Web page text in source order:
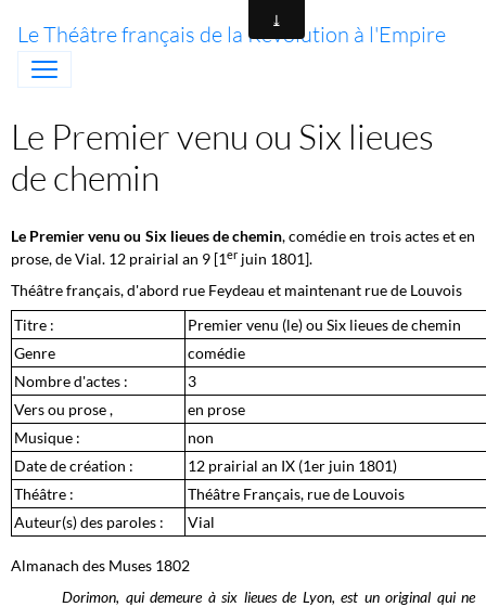
Le Théâtre français de la Révolution à l'Empire
Le Premier venu ou Six lieues
de chemin
Le Premier venu ou Six lieues de chemin, comédie en trois actes et en
prose, de Vial. 12 prairial an 9 [1er juin 1801].
Théâtre français, d'abord rue Feydeau et maintenant rue de Louvois
Titre :
Premier venu (le) ou Six lieues de chemin
Genre
comédie
Nombre d'actes :
3
Vers ou prose ,
en prose
Musique :
non
Date de création :
12 prairial an IX (1er juin 1801)
Théâtre :
Théâtre Français, rue de Louvois
Auteur(s) des paroles :
Vial
Almanach des Muses 1802
Dorimon, qui demeure à six lieues de Lyon, est un original qui ne